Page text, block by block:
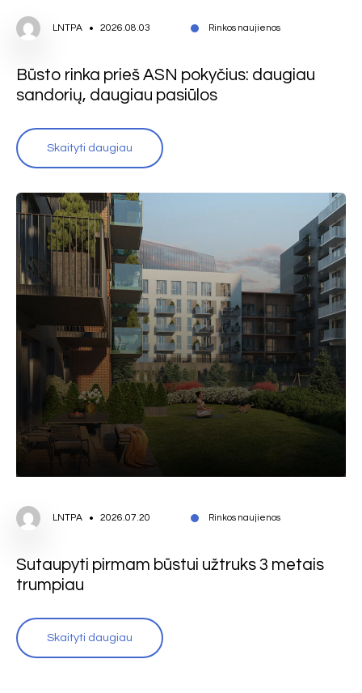
LNTPA 2026.08.03 Rinkos naujienos
Būsto rinka prieš ASN pokyčius: daugiau
sandorių, daugiau pasiūlos
Skaityti daugiau
LNTPA 2026.07.20 Rinkos naujienos
Sutaupyti pirmam būstui užtruks 3 metais
trumpiau
Skaityti daugiau